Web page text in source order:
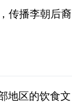
传播李朝后裔
地区的饮食文